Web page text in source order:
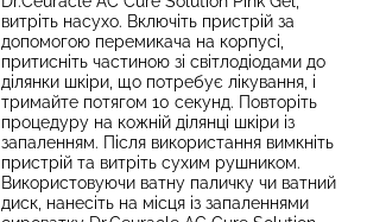
витріть насухо. Включіть пристрій за
допомогою перемикача на корпусі,
притисніть частиною зі світлодіодами до
ділянки шкіри, що потребує лікування, і
тримайте потягом 10 секунд. Повторіть
процедуру на кожній ділянці шкіри із
запаленням. Після використання вимкніть
пристрій та витріть сухим рушником.
Використовуючи ватну паличку чи ватний
диск, нанесіть на місця із запаленнями